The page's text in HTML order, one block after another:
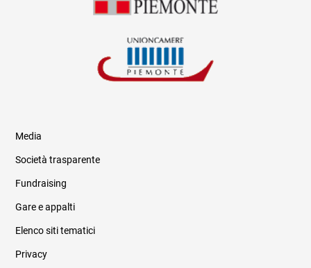
Informazioni legali e trasparenza
Media
Società trasparente
Fundraising
Gare e appalti
Elenco siti tematici
Privacy